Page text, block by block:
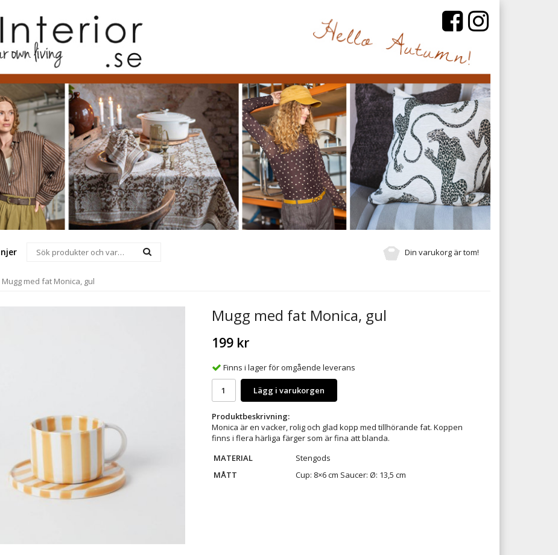
Din varukorg är tom!
Mugg med fat Monica, gul
Mugg med fat Monica, gul
199 kr
Finns i lager för omgående leverans
Lägg i varukorgen
Produktbeskrivning:
Monica är en vacker, rolig och glad kopp med tillhörande fat. Koppen
finns i flera härliga färger som är fina att blanda.
MATERIAL
Stengods
MÅTT
Cup: 8×6 cm Saucer: Ø: 13,5 cm